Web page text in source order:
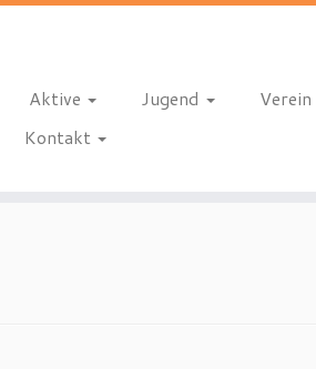
Aktive Jugend Verein
Kontakt